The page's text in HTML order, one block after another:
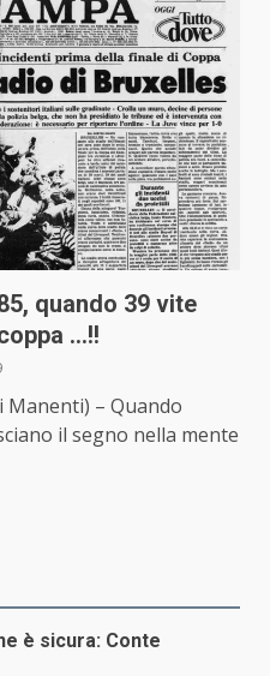
quando 39 vite
…!!
Manenti) – Quando
il segno nella mente
è sicura: Conte